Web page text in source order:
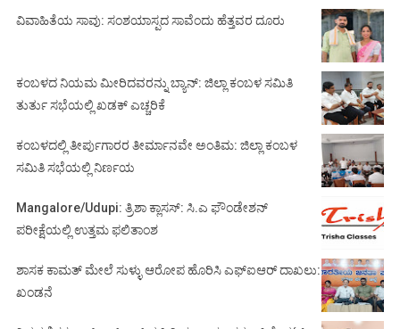
ವಿವಾಹಿತೆಯ ಸಾವು: ಸಂಶಯಾಸ್ಪದ ಸಾವೆಂದು ಹೆತ್ತವರ ದೂರು
ಕಂಬಳದ ನಿಯಮ ಮೀರಿದವರನ್ನು ಬ್ಯಾನ್: ಜಿಲ್ಲಾ ಕಂಬಳ ಸಮಿತಿ
ತುರ್ತು ಸಭೆಯಲ್ಲಿ ಖಡಕ್ ಎಚ್ಚರಿಕೆ
ಕಂಬಳದಲ್ಲಿ ತೀರ್ಪುಗಾರರ ತೀರ್ಮಾನವೇ ಅಂತಿಮ: ಜಿಲ್ಲಾ ಕಂಬಳ
ಸಮಿತಿ ಸಭೆಯಲ್ಲಿ ನಿರ್ಣಯ
Mangalore/Udupi: ತ್ರಿಶಾ ಕ್ಲಾಸಸ್: ಸಿ.ಎ ಫೌಂಡೇಶನ್
ಪರೀಕ್ಷೆಯಲ್ಲಿ ಉತ್ತಮ ಫಲಿತಾಂಶ
ಶಾಸಕ ಕಾಮತ್ ಮೇಲೆ ಸುಳ್ಳು ಆರೋಪ ಹೊರಿಸಿ ಎಫ್‌ಐಆರ್ ದಾಖಲು:
ಖಂಡನೆ